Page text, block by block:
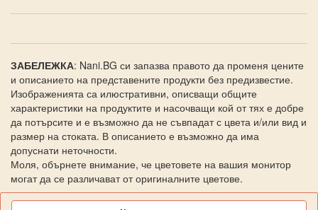
ЗАБЕЛЕЖКА: Nani.BG си запазва правото да променя цените
и описанието на представените продукти без предизвестие.
Изображенията са илюстративни, описващи общите
характеристики на продуктите и насочващи кой от тях е добре
да потърсите и е възможно да не съвпадат с цвета и/или вид и
размер на стоката. В описанието е възможно да има
допуснати неточности.
Моля, обърнете внимание, че цветовете на вашия монитор
могат да се различават от оригиналните цветове.